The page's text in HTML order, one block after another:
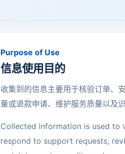
Purpose of Use
信息使用目的
收集到的信息主要用于核验订单、
量或退款申请、维护服务质量以及
Collected information is used to
respond to support requests,